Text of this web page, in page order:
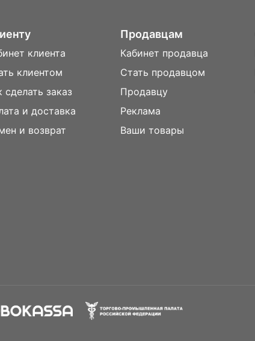
клиента
клиентом
сделать заказ
и доставка
и возврат
Продавцам
Кабинет продавца
Стать продавцом
Продавцу
Реклама
Ваши товары